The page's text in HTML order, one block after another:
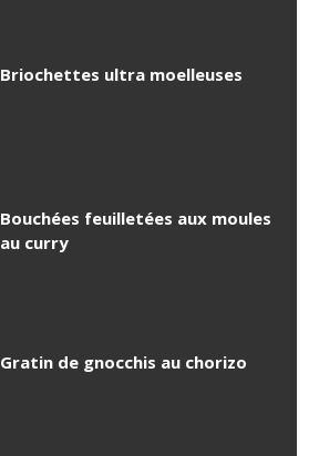
Briochettes ultra moelleuses
Bouchées feuilletées aux moules
au curry
Gratin de gnocchis au chorizo